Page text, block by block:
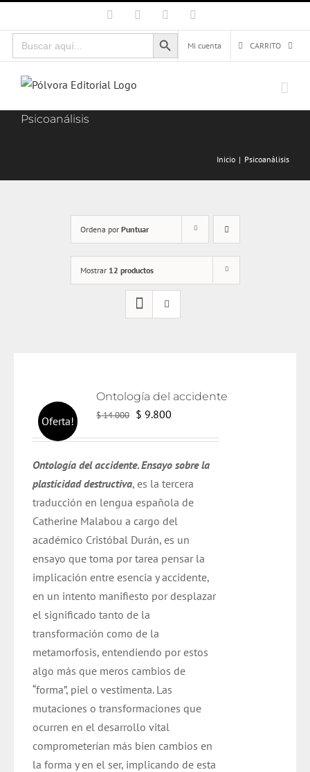
al
contenido
Facebook Instagram
Buscar:
Botón de búsqueda
Mi cuenta
CARRITO
Psicoanálisis
Inicio Psicoanálisis
Ordena por Puntuar
Mostrar 12 productos
Oferta!
Ontología del accidente
$14.000 El
era:
$ 14.000.
$ 9.800
es:
$ 9.800.
Ontología del accidente. Ensayo sobre la
plasticidad destructiva, es la tercera
traducción en lengua española de
Catherine Malabou a cargo del
académico Cristóbal Durán, es un
ensayo que toma por tarea pensar la
implicación entre esencia y accidente,
en un intento manifiesto por desplazar
el significado tanto de la
transformación como de la
metamorfosis, entendiendo por estos
algo más que meros cambios de
“forma”, piel o vestimenta. Las
mutaciones o transformaciones que
ocurren en el desarrollo vital
comprometerían más bien cambios en
la forma y en el ser, implicando de esta